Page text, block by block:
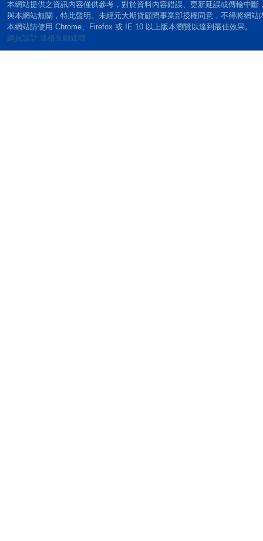
本網站提供之資訊內容僅供參考，對於資料內容錯誤、更新延誤或傳輸中
與本網站無關，特此聲明。未經元大期貨顧問事業部授權同意，不得將網站
本網站請使用 Chrome、Firefox 或 IE 10 以上版本瀏覽以達到最佳效果。
網頁設計:達格互動媒體